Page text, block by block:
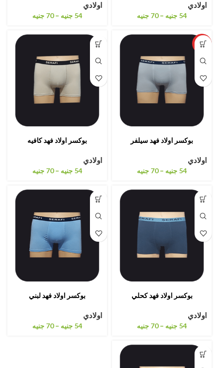
اولادي
54 جنيه –
70 جنيه
اولادي
54 جنيه –
70 جنيه
مميزة
بوكسر اولاد فهد سيلفر
اولادي
54 جنيه –
70 جنيه
بوكسر اولاد فهد كافيه
اولادي
54 جنيه –
70 جنيه
بوكسر اولاد فهد كحلي
اولادي
54 جنيه –
70 جنيه
بوكسر اولاد فهد لبني
اولادي
54 جنيه –
70 جنيه